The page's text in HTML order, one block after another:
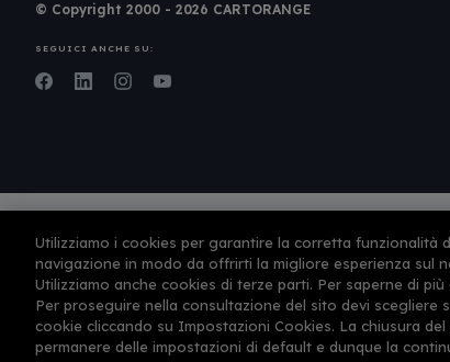
© Copyright 2000 - 2026 CARTORANGE
SEGUICI ANCHE SU:
Facebook
LinkedInInstagram
Autorizzazione amministrativa n° 561 per l'esercizio
rilasciata dalla Provincia di Firenze il 12-feb-1999
This site is protected by reCAPTCHA and the GooglePrivacy
Utilizziamo i cookies per garantire la corretta funzionalità
navigazione in modo da offrirti la migliore esperienza sul
Utilizziamo anche cookies di terze parti. Per saperne di
Per proseguire nella consultazione del sito devi scegliere
cookie cliccando su Impostazioni Cookies. La chiusura
permanere delle impostazioni di default e dunque la